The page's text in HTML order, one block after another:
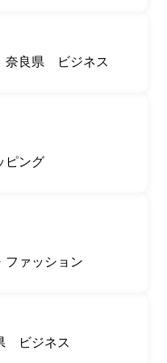
奈良県 ビジネス
ピング
ファッション
ビジネス